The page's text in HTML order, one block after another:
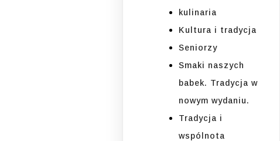
kulinaria
Kultura i tradycja
Seniorzy
Smaki naszych
babek. Tradycja w
nowym wydaniu.
Tradycja i
wspólnota